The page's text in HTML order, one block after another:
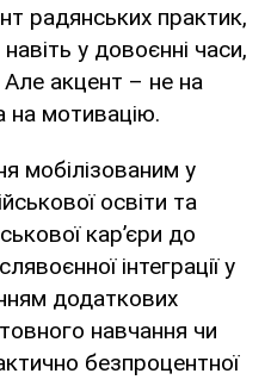
радянських практик,
у довоєнні часи,
Але акцент – не на
на мотивацію.
мобілізованим у
освіти та
кар’єри до
інтеграції у
додаткових
навчання чи
безпроцентної